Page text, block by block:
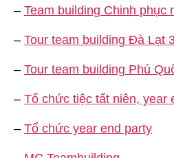
– Team building Chinh phục
– Tour team building Đà Lạt
– Tour team building Phú
– Tổ chức tiệc tất niên, year
– Tổ chức year end party